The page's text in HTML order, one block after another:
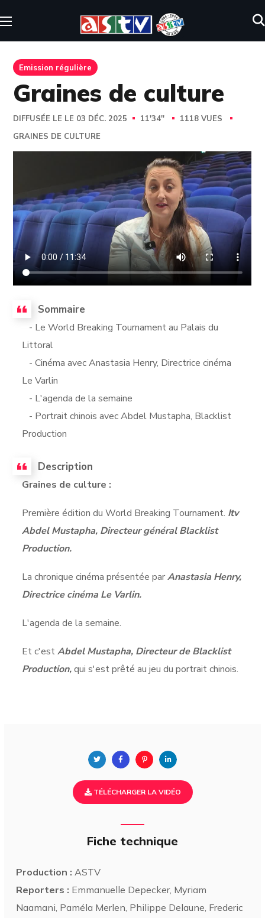
Emission régulière
Graines de culture
DIFFUSÉE LE LE 03 DÉC. 2025 11'34''
1118 VUES
GRAINES DE CULTURE
Sommaire
- Le World Breaking Tournament au Palais du
Littoral
- Cinéma avec Anastasia Henry, Directrice cinéma
Le Varlin
- L'agenda de la semaine
- Portrait chinois avec Abdel Mustapha, Blacklist
Production
Description
Graines de culture :
Première édition du World Breaking Tournament. Itv
Abdel Mustapha, Directeur général Blacklist
Production.
La chronique cinéma présentée parAnastasia Henry,
Directrice cinéma Le Varlin.
L'agenda de la semaine.
Et c'estAbdel Mustapha, Directeur de Blacklist
Production,qui s'est prêté au jeu du portrait chinois.
TÉLÉCHARGER LA VIDÉO
Fiche technique
Production : ASTV
Reporters : Emmanuelle Depecker, Myriam
Naamani, Paméla Merlen, Philippe Delaune, Frederic